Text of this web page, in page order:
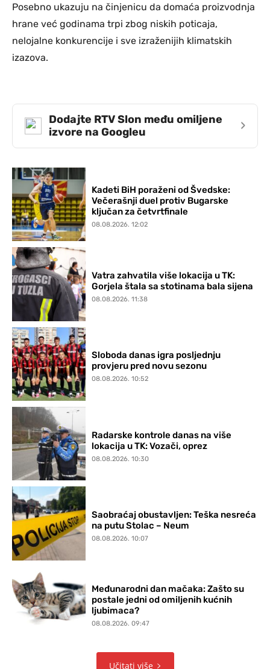
Posebno ukazuju na činjenicu da domaća proizvodnja
hrane već godinama trpi zbog niskih poticaja,
nelojalne konkurencije i sve izraženijih klimatskih
izazova.
Dodajte RTV Slon među omiljene
izvore na Googleu
›
Kadeti BiH poraženi od Švedske:
Večerašnji duel protiv Bugarske
ključan za četvrtfinale
08.08.2026. 12:02
Vatra zahvatila više lokacija u TK:
Gorjela štala sa stotinama bala sijena
08.08.2026. 11:38
Sloboda danas igra posljednju
provjeru pred novu sezonu
08.08.2026. 10:52
Radarske kontrole danas na više
lokacija u TK: Vozači, oprez
08.08.2026. 10:30
Saobraćaj obustavljen: Teška nesreća
na putu Stolac – Neum
08.08.2026. 10:07
Međunarodni dan mačaka: Zašto su
postale jedni od omiljenih kućnih
ljubimaca?
08.08.2026. 09:47
Učitati više